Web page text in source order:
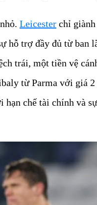
Leicester chỉ
hỗ trợ đầy đủ từ ban
trái, một tiền vệ
từ Parma với giá
hạn chế tài chính và